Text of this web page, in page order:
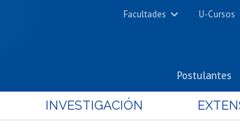
Facultades
Cs. Físicas y
Cs. Químicas y
U-Cursos
Postulantes
INVESTIGACIÓN